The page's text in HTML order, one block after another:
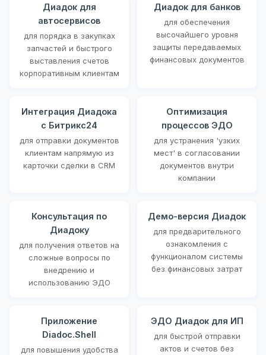
Диадок для
автосервисов
для порядка в закупках
запчастей и быстрого
выставления счетов
корпоративным клиентам
Диадок для банков
для обеспечения
высочайшего уровня
защиты передаваемых
финансовых документов
Интеграция Диадока
с Битрикс24
для отправки документов
клиентам напрямую из
карточки сделки в CRM
Оптимизация
процессов ЭДО
для устранения 'узких
мест' в согласовании
документов внутри
компании
Консультация по
Диадоку
для получения ответов на
сложные вопросы по
внедрению и
использованию ЭДО
Демо-версия Диадок
для предварительного
ознакомления с
функционалом системы
без финансовых затрат
Приложение
Diadoc.Shell
для повышения удобства
ЭДО Диадок для ИП
для быстрой отправки
актов и счетов без